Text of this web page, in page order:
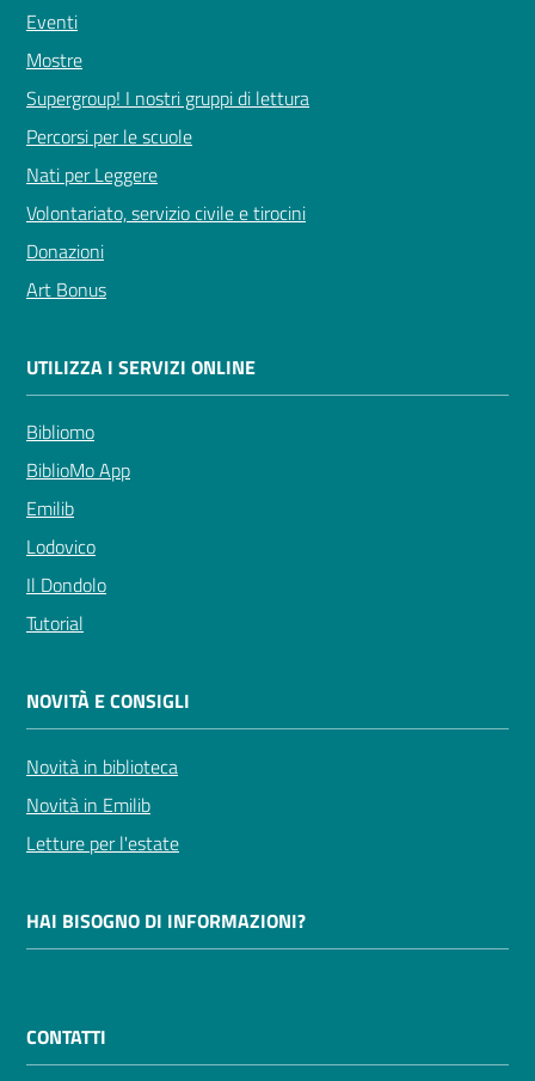
Eventi
Mostre
Supergroup! I nostri gruppi di lettura
Percorsi per le scuole
Nati per Leggere
Volontariato, servizio civile e tirocini
Donazioni
Art Bonus
UTILIZZA I SERVIZI ONLINE
Bibliomo
BiblioMo App
Emilib
Lodovico
Il Dondolo
Tutorial
NOVITÀ E CONSIGLI
Novità in biblioteca
Novità in Emilib
Letture per l'estate
HAI BISOGNO DI INFORMAZIONI?
CONTATTI